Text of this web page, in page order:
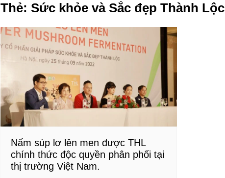
Thẻ: Sức khỏe và Sắc đẹp Thành Lộc
Nấm súp lơ lên men được THL
chính thức độc quyền phân phối tại
thị trường Việt Nam.